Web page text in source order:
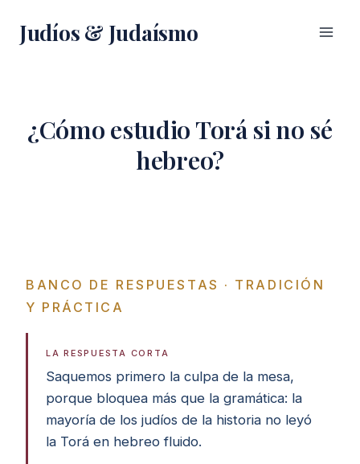
Judíos & Judaísmo
¿Cómo estudio Torá si no sé
hebreo?
BANCO DE RESPUESTAS · TRADICIÓN
Y PRÁCTICA
LA RESPUESTA CORTA
Saquemos primero la culpa de la mesa,
porque bloquea más que la gramática: la
mayoría de los judíos de la historia no leyó
la Torá en hebreo fluido.